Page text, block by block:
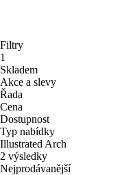
Filtry
1
Skladem
Akce a slevy
Řada
Cena
Dostupnost
Typ nabídky
Illustrated Arch
2 výsledky
Nejprodávanější